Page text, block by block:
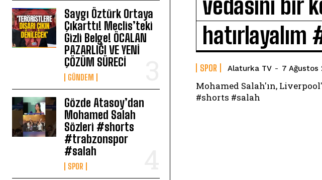
Saygı Öztürk Ortaya
Çıkarttı! Meclis’teki
Gizli Belge! ÖCALAN
PAZARLIĞI VE YENİ
ÇÖZÜM SÜRECİ
GÜNDEM
Gözde Atasoy’dan
Mohamed Salah
Sözleri #shorts
#trabzonspor
#salah
SPOR
vedasını bir
SPOR Alaturka TV - 7 Ağustos
Mohamed Salah'ın,
#shorts #salah